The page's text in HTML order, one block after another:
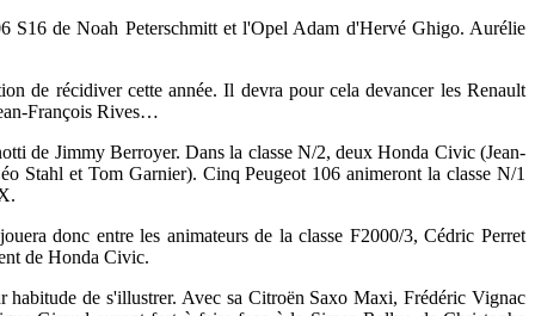
S16 de Noah Peterschmitt et l'Opel Adam d'Hervé Ghigo. Aurélie
de récidiver cette année. Il devra pour cela devancer les Renault
François Rives…
de Jimmy Berroyer. Dans la classe N/2, deux Honda Civic (Jean-
Stahl et Tom Garnier). Cinq Peugeot 106 animeront la classe N/1
donc entre les animateurs de la classe F2000/3, Cédric Perret
de Honda Civic.
habitude de s'illustrer. Avec sa Citroën Saxo Maxi, Frédéric Vignac